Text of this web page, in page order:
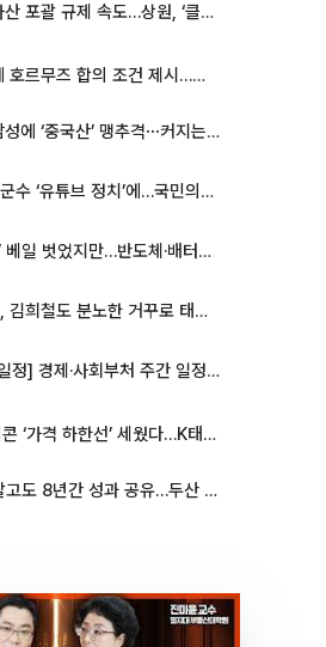
미국, 가상자산 포괄 규제 속도…상원, ‘클래리티법’ 9월 절차투표 추진
이란, 미국에 호르무즈 합의 조건 제시…美 “경기 아직 안 끝나” [종합]
맥북 품은 삼성에 ‘중국산’ 맹추격⋯커지는 노트북 OLED 시장
우성빈 기장군수 ‘유튜브 정치’에…국민의힘 군의원들 집단 반발
‘한국판 IRA’ 베일 벗었지만…반도체·배터리 업계 “시행령이 관건”
서경덕 교수, 김희철도 분노한 거꾸로 태극기⋯"엉터리는 아냐, 아쉬울 뿐"
[정부 주요 일정] 경제·사회부처 주간 일정 (8월 10일 ~ 8월 14일)
美 폴리실리콘 ‘가격 하한선’ 세웠다…K태양광 수혜 기대
SK실트론 팔고도 8년간 성과 공유…두산 인수대금 2.3조가 끝 아냐